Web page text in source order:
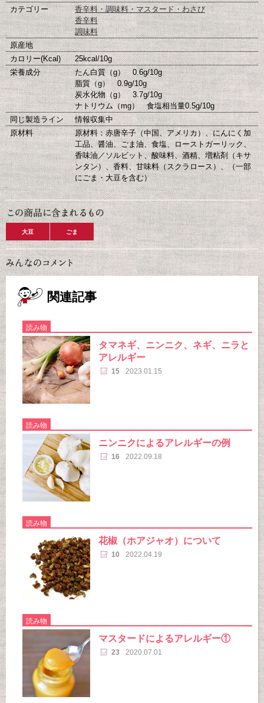
カテゴリー
香辛料・調味料・マスタード・わさび
香辛料
調味料
原産地
カロリー(Kcal)
25kcal/10g
栄養成分
たん白質（g） 0.6g/10g
脂質（g） 0.9g/10g
炭水化物（g） 3.7g/10g
ナトリウム（mg） 食塩相当量0.5g/10g
同じ製造ライン
情報収集中
原材料
原材料：赤唐辛子（中国、アメリカ）、にんにく加
工品、醤油、ごま油、食塩、ローストガーリック、
香味油／ソルビット、酸味料、酒精、増粘剤（キサ
ンタン）、香料、甘味料（スクラロース）、（一部
にごま・大豆を含む）
大豆 ごま
関連記事
読み物
タマネギ、ニンニク、ネギ、ニラと
アレルギー
15 2023.01.15
読み物
ニンニクによるアレルギーの例
16 2022.09.18
読み物
花椒（ホアジャオ）について
10 2022.04.19
読み物
マスタードによるアレルギー①
23 2020.07.01